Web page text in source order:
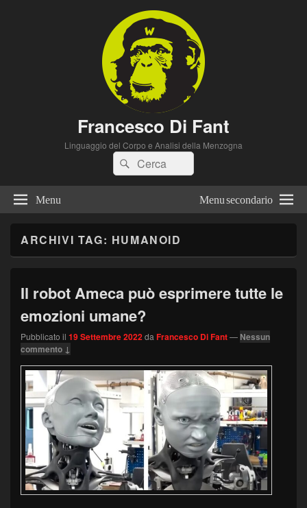
Francesco Di Fant
Linguaggio del Corpo e Analisi della Menzogna
Cerca:Cerca
Menu Menu secondario
ARCHIVI TAG: HUMANOID
Il robot Ameca può esprimere tutte le
emozioni umane?
Pubblicato il 19 Settembre 2022da Francesco Di Fant— Nessun
commento ↓